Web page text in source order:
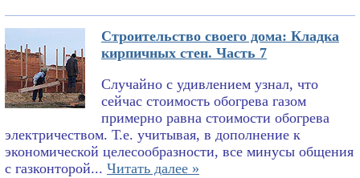
Строительство своего дома: Кладка
кирпичных стен. Часть 7
Случайно с удивлением узнал, что
сейчас стоимость обогрева газом
примерно равна стоимости обогрева
электричеством. Т.е. учитывая, в дополнение к
экономической целесообразности, все минусы общения
с газконторой... Читать далее »